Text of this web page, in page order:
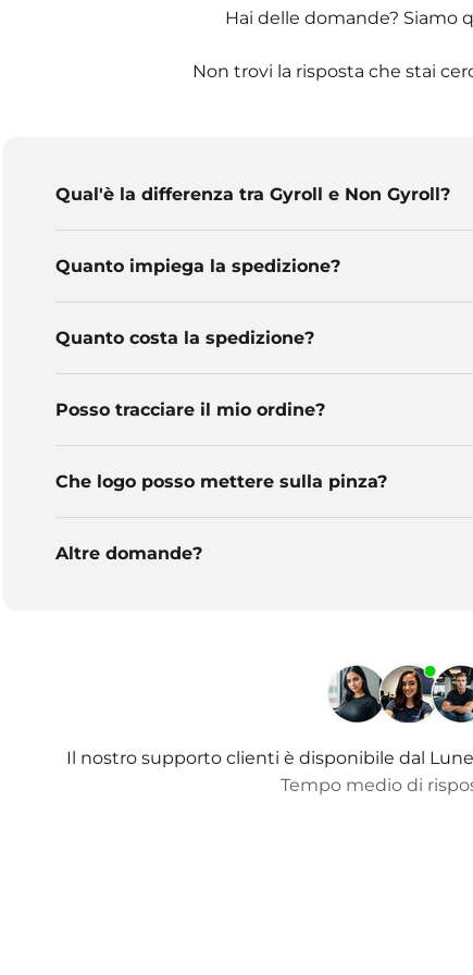
Hai delle domande? Siamo
Non trovi la risposta che stai
Qual'è la differenza tra Gyroll e Non Gyroll?
Quanto impiega la spedizione?
Quanto costa la spedizione?
Posso tracciare il mio ordine?
Che logo posso mettere sulla pinza?
Altre domande?
Il nostro supporto clienti è disponibile dal
Tempo medio di